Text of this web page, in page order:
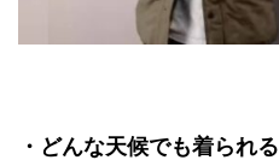
・どんな天候でも着られる